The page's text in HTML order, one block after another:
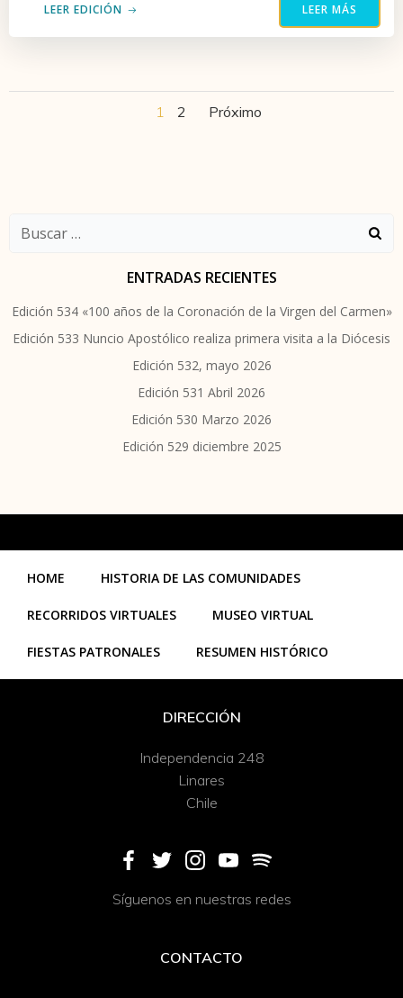
LEER EDICIÓN LEER MÁS
Navegación
Página
1 Página
2
Navegación
Próximo
Buscar:
ENTRADAS RECIENTES
Edición 534 «100 años de la Coronación de la Virgen del Carmen»
Edición 533 Nuncio Apostólico realiza primera visita a la Diócesis
Edición 532, mayo 2026
Edición 531 Abril 2026
Edición 530 Marzo 2026
Edición 529 diciembre 2025
HOME HISTORIA DE LAS COMUNIDADES
RECORRIDOS VIRTUALES MUSEO VIRTUAL
FIESTAS PATRONALES RESUMEN HISTÓRICO
DIRECCIÓN
Independencia 248
Linares
Chile
Síguenos en nuestras redes
CONTACTO